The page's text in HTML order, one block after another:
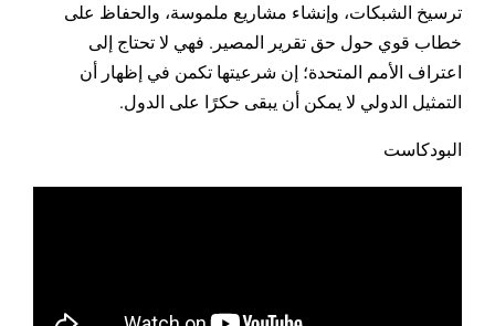
ترسيخ الشبكات، وإنشاء مشاريع ملموسة، والحفاظ على
خطاب قوي حول حق تقرير المصير. فهي لا تحتاج إلى
اعتراف الأمم المتحدة؛ إن شرعيتها تكمن في إظهار أن
التمثيل الدولي لا يمكن أن يبقى حكرًا على الدول.
البودكاست